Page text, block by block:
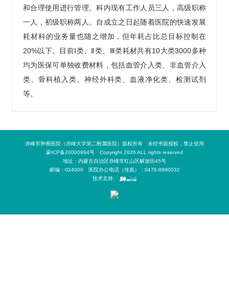
和合理使用进行管理。科内现有工作人员三人，高级职称
一人，初级职称两人。自成立之日起随着医院的快速发展
耗材科的业务量也随之增加，但年耗占比总目标控制在
20%以下。目前Ⅰ类、Ⅱ类、Ⅲ类耗材共有10大类3000多种
均为医保可单独收费材料，包括血管介入类、非血管介入
类、骨科植入类、神经外科类、血液净化类、检测试剂
等。
赤峰市肿瘤医院（赤峰大学第二附属医院）版权所有 未经书面授权，禁止使用
蒙ICP备20000994号 Copyright 2026 ALL rights reserved
地址：内蒙古自治区赤峰市红山区解放街45号
邮编：024000 医院办公电话（传真）：0476-8890032
技术支持: